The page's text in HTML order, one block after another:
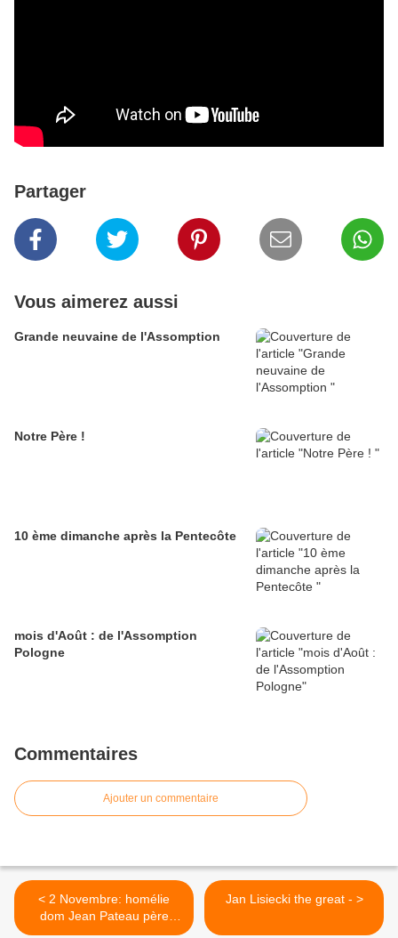
Partager
Vous aimerez aussi
Grande neuvaine de l'Assomption
Notre Père !
10 ème dimanche après la Pentecôte
mois d'Août : de l'Assomption
Pologne
Commentaires
Ajouter un commentaire
< 2 Novembre: homélie
dom Jean Pateau père
abbé de Fontgombault
Jan Lisiecki the great - >